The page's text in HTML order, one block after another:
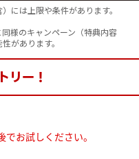
には上限や条件があります。
様のキャンペーン（特典内容
があります。
リー！
お試しください。